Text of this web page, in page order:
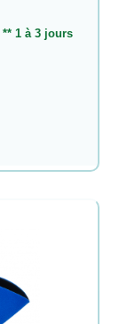
** 1 à 3 jours